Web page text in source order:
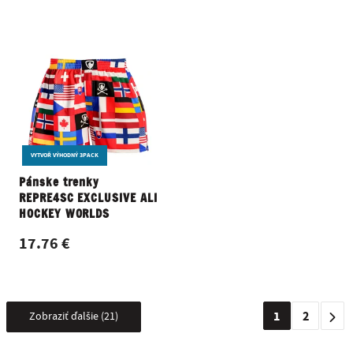
VYTVOŘ VÝHODNÝ 3PACK
Pánske trenky
REPRE4SC EXCLUSIVE ALI
HOCKEY WORLDS
17.76 €
Zobraziť ďalšie (21) 1 2